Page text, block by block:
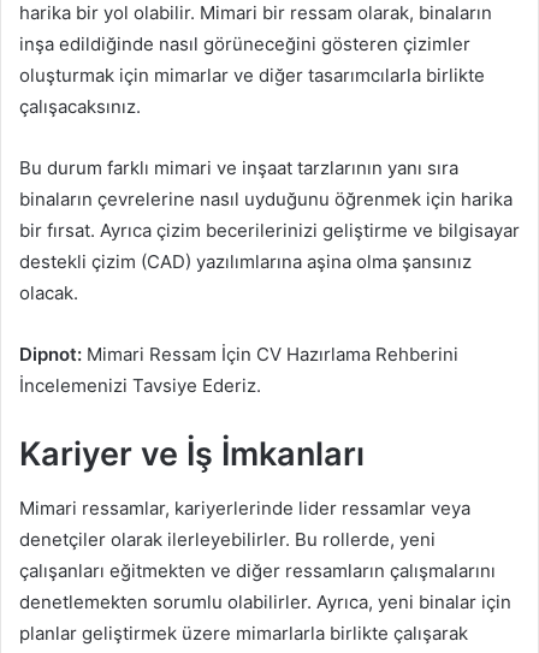
harika bir yol olabilir. Mimari bir ressam olarak, binaların
inşa edildiğinde nasıl görüneceğini gösteren çizimler
oluşturmak için mimarlar ve diğer tasarımcılarla birlikte
çalışacaksınız.
Bu durum farklı mimari ve inşaat tarzlarının yanı sıra
binaların çevrelerine nasıl uyduğunu öğrenmek için harika
bir fırsat. Ayrıca çizim becerilerinizi geliştirme ve bilgisayar
destekli çizim (CAD) yazılımlarına aşina olma şansınız
olacak.
Dipnot: Mimari Ressam İçin CV Hazırlama Rehberini
İncelemenizi Tavsiye Ederiz.
Kariyer ve İş İmkanları
Mimari ressamlar, kariyerlerinde lider ressamlar veya
denetçiler olarak ilerleyebilirler. Bu rollerde, yeni
çalışanları eğitmekten ve diğer ressamların çalışmalarını
denetlemekten sorumlu olabilirler. Ayrıca, yeni binalar için
planlar geliştirmek üzere mimarlarla birlikte çalışarak